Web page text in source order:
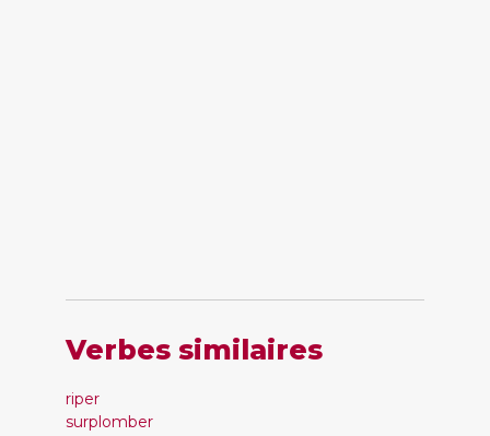
Verbes similaires
riper
surplomber